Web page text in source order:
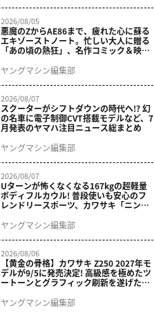
2026/08/05
悪魔のZからAE86まで、疲れた心に蘇る
エキゾーストノート。忙しい大人に贈る
「あの頃の熱狂」、名作コミック＆映画
結！
ヤングマシン編集部
2026/08/07
スクーターがシフトダウンの時代へ!? 幻
の名車に電子制御CVT搭載モデルなど、7
月発表のヤマハ注目ニュース総まとめ
ヤングマシン編集部
2026/08/07
Uターンが怖くなくなる167kgの超軽量
ボディフルカウル! 普段使いも安心のフ
レンドリースポーツ、カワサキ「ニンジ
9/5発売
ヤングマシン編集部
2026/08/06
【黄金の骨格】カワサキ Z250 2027年モ
デルが9/5に発売決定! 高級感を極めたツ
ートーンとグラフィック刷新を遂げた本
ヤングマシン編集部